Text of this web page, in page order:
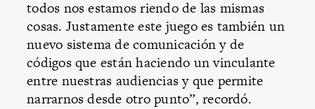
todos nos estamos riendo de las mismas
cosas. Justamente este juego es también un
nuevo sistema de comunicación y de
códigos que están haciendo un vinculante
entre nuestras audiencias y que permite
narrarnos desde otro punto”, recordó.